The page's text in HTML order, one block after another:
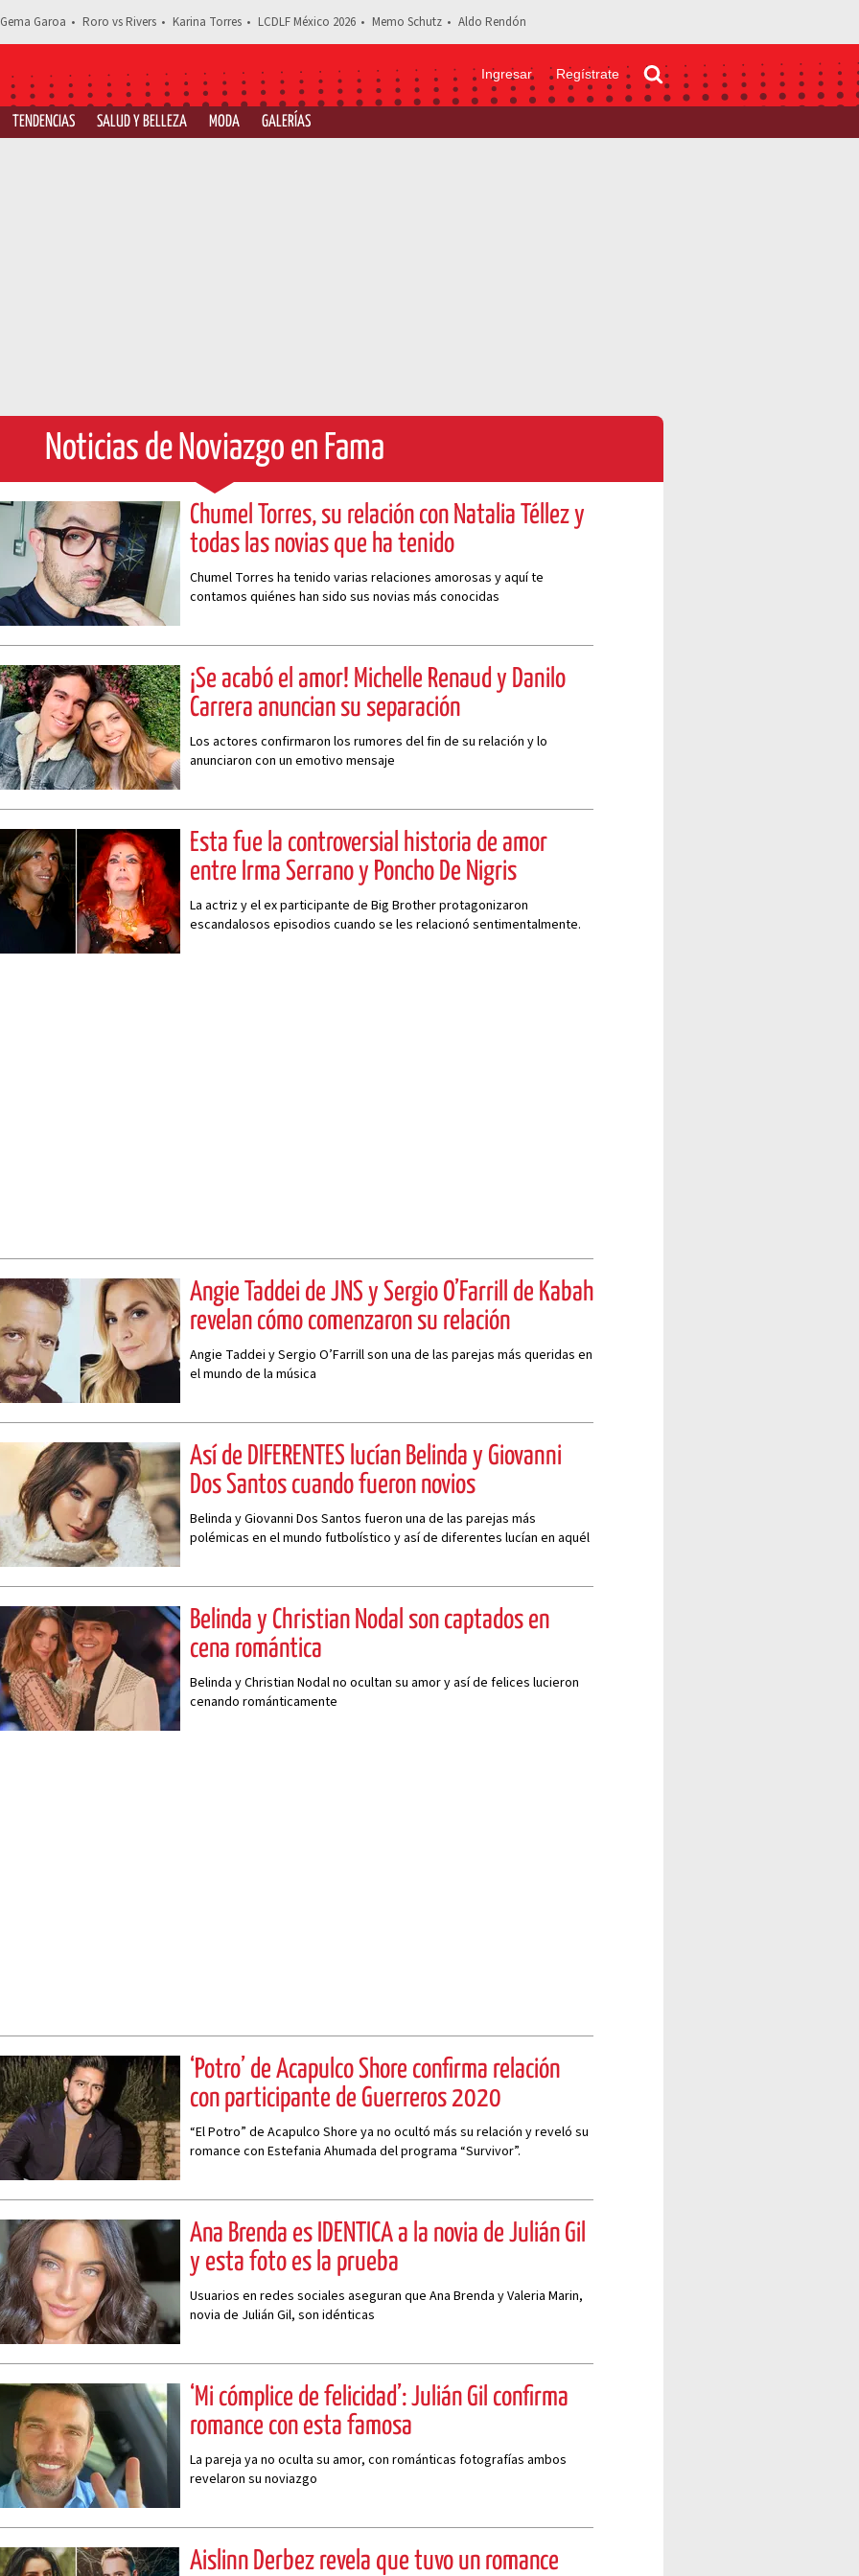
Gema Garoa Roro vs Rivers Karina Torres LCDLF México 2026 Memo Schutz Aldo Rendón
Ingresar Regístrate
TENDENCIAS SALUD Y BELLEZA MODA GALERÍAS
Noticias de Noviazgo en Fama
Chumel Torres, su relación con Natalia Téllez y
todas las novias que ha tenido
Chumel Torres ha tenido varias relaciones amorosas y aquí te
contamos quiénes han sido sus novias más conocidas
¡Se acabó el amor! Michelle Renaud y Danilo
Carrera anuncian su separación
Los actores confirmaron los rumores del fin de su relación y lo
anunciaron con un emotivo mensaje
Esta fue la controversial historia de amor
entre Irma Serrano y Poncho De Nigris
La actriz y el ex participante de Big Brother protagonizaron
escandalosos episodios cuando se les relacionó sentimentalmente.
Angie Taddei de JNS y Sergio O’Farrill de Kabah
revelan cómo comenzaron su relación
Angie Taddei y Sergio O’Farrill son una de las parejas más queridas en
el mundo de la música
Así de DIFERENTES lucían Belinda y Giovanni
Dos Santos cuando fueron novios
Belinda y Giovanni Dos Santos fueron una de las parejas más
polémicas en el mundo futbolístico y así de diferentes lucían en aquél
Belinda y Christian Nodal son captados en
cena romántica
Belinda y Christian Nodal no ocultan su amor y así de felices lucieron
cenando románticamente
‘Potro’ de Acapulco Shore confirma relación
con participante de Guerreros 2020
“El Potro” de Acapulco Shore ya no ocultó más su relación y reveló su
romance con Estefania Ahumada del programa “Survivor”.
Ana Brenda es IDÉNTICA a la novia de Julián Gil
y esta foto es la prueba
Usuarios en redes sociales aseguran que Ana Brenda y Valeria Marin,
novia de Julián Gil, son idénticas
‘Mi cómplice de felicidad’: Julián Gil confirma
romance con esta famosa
La pareja ya no oculta su amor, con románticas fotografías ambos
revelaron su noviazgo
Aislinn Derbez revela que tuvo un romance